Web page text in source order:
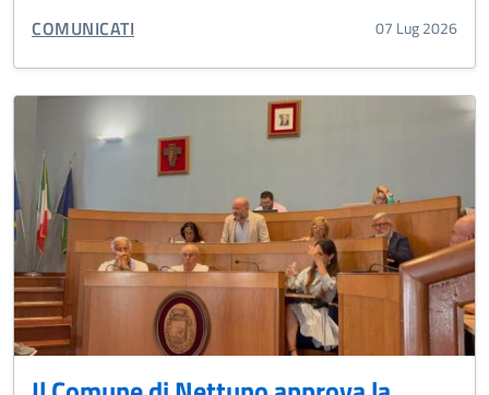
CATEGORIA CORRELATA:
COMUNICATI 07 Lug 2026